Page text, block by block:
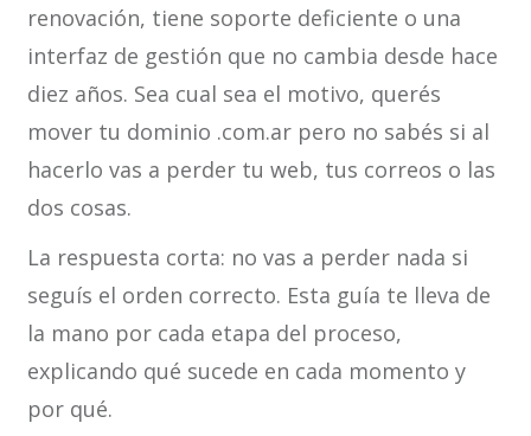
renovación, tiene soporte deficiente o una
interfaz de gestión que no cambia desde hace
diez años. Sea cual sea el motivo, querés
mover tu dominio .com.ar pero no sabés si al
hacerlo vas a perder tu web, tus correos o las
dos cosas.
La respuesta corta: no vas a perder nada si
seguís el orden correcto. Esta guía te lleva de
la mano por cada etapa del proceso,
explicando qué sucede en cada momento y
por qué.